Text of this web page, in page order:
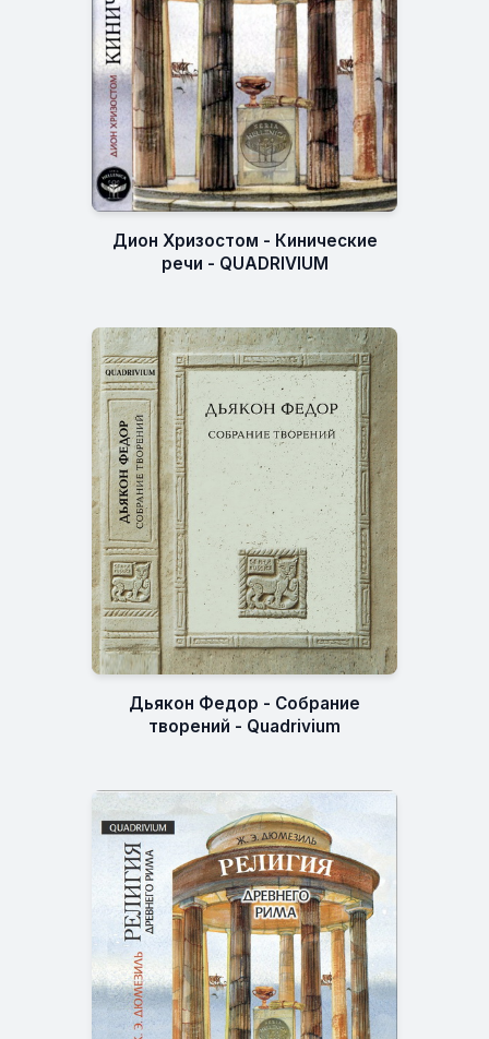
Дион Хризостом - Кинические
речи - QUADRIVIUM
Дьякон Федор - Собрание
творений - Quadrivium